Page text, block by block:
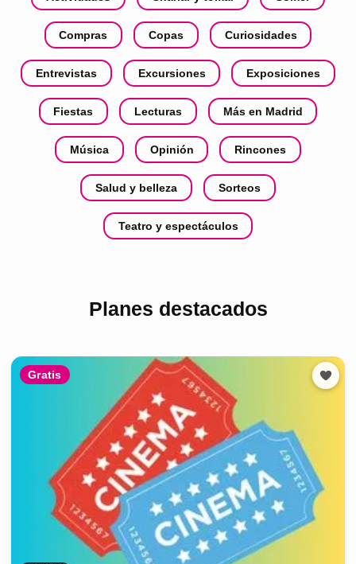
Compras Copas Curiosidades
Entrevistas Excursiones Exposiciones
Fiestas Lecturas Más en Madrid
Música Opinión Rincones
Salud y belleza Sorteos
Teatro y espectáculos
Planes destacados
Gratis